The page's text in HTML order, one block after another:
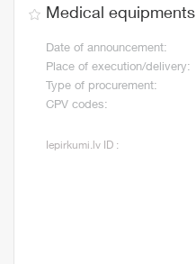
Medical equipments
Date of announcement:
Place of execution/delivery:
Type of procurement:
CPV codes:
Iepirkumi.lv ID :